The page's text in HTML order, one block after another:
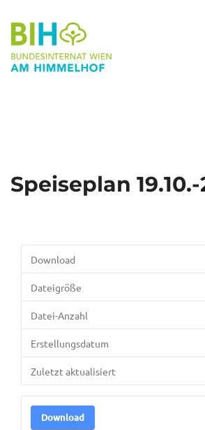
Speiseplan 19.10.-
Download
Dateigröße
Datei-Anzahl
Erstellungsdatum
Zuletzt aktualisiert
Download